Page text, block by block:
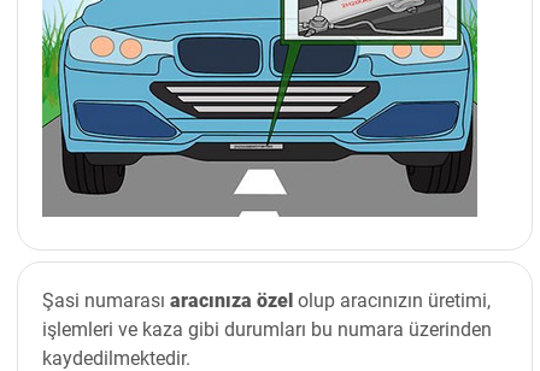
Şasi numarasıaracınıza özel olup aracınızın üretimi,
işlemleri ve kaza gibi durumları bu numara üzerinden
kaydedilmektedir.